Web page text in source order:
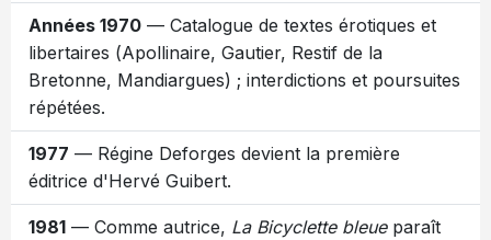
Années 1970 — Catalogue de textes érotiques et
libertaires (Apollinaire, Gautier, Restif de la
Bretonne, Mandiargues) ; interdictions et poursuites
répétées.
1977 — Régine Deforges devient la première
éditrice d'Hervé Guibert.
1981 — Comme autrice, La Bicyclette bleueparaît